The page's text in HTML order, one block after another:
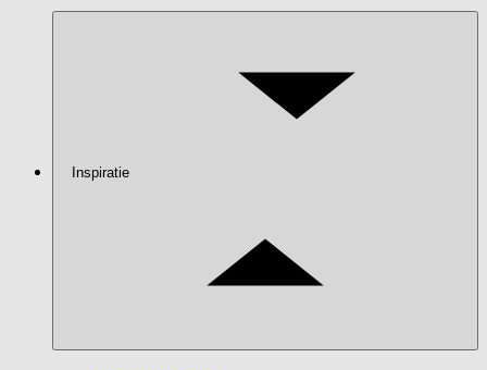
Inspiratie